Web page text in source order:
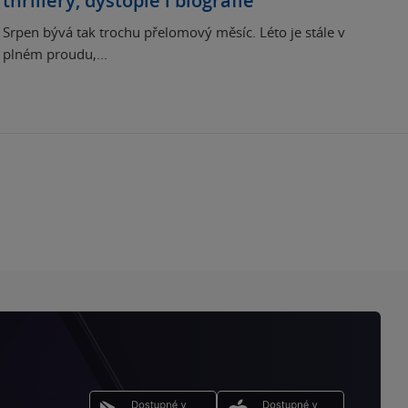
Srpen bývá tak trochu přelomový měsíc. Léto je stále v
plném proudu,...